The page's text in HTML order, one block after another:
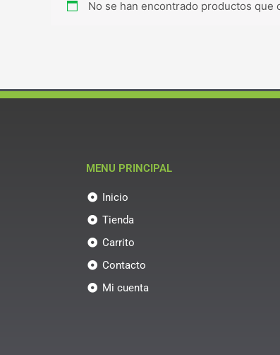
No se han encontrado productos que
MENU PRINCIPAL
Inicio
Tienda
Carrito
Contacto
Mi cuenta